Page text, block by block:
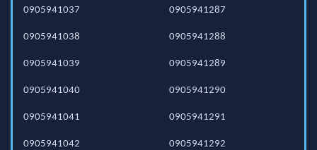
0905941037
0905941038
0905941039
0905941040
0905941041
0905941042
0905941287
0905941288
0905941289
0905941290
0905941291
0905941292